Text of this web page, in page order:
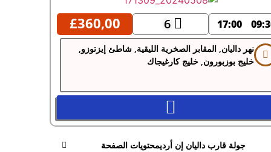
17:00
6
£360,00
نهر داليان, المقابر الصخرية الليقية, شاطئ إيزتوزو,
خليج بوزبورون, خليج كارغيجاك
جولة قارب داليان إن أرديمحتويات الصفحة